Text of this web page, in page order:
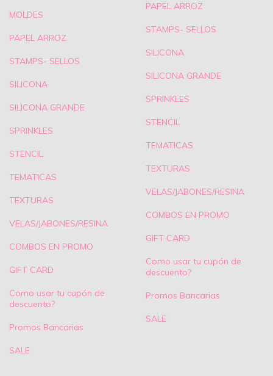
MOLDES
PAPEL ARROZ
STAMPS- SELLOS
SILICONA
SILICONA GRANDE
SPRINKLES
STENCIL
TEMATICAS
TEXTURAS
VELAS/JABONES/RESINA
COMBOS EN PROMO
GIFT CARD
Como usar tu cupón de
descuento?
Promos Bancarias
SALE
PAPEL ARROZ
STAMPS- SELLOS
SILICONA
SILICONA GRANDE
SPRINKLES
STENCIL
TEMATICAS
TEXTURAS
VELAS/JABONES/RESINA
COMBOS EN PROMO
GIFT CARD
Como usar tu cupón de
descuento?
Promos Bancarias
SALE